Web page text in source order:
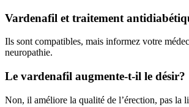
Vardenafil et traitement
Ils sont compatibles, mais informez votre
neuropathie.
Le vardenafil augmente-t-il le désir?
Non, il améliore la qualité de l’érection, pas la